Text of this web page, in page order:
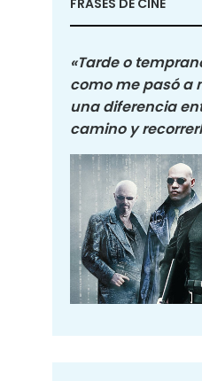
FRASES DE CINE
«Tarde o
como me pasó a
una diferencia
camino y